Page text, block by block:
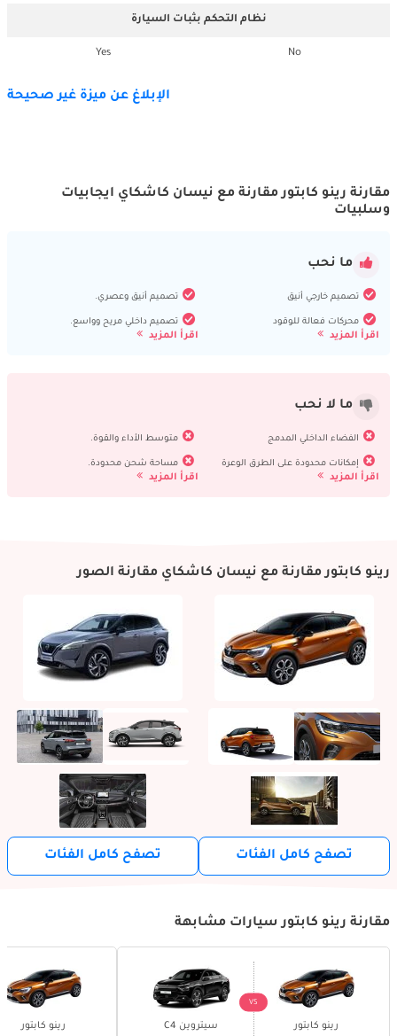
نظام التحكم بثبات السيارة
No
Yes
الإبلاغ عن ميزة غير صحيحة
مقارنة رينو كابتور مقارنة مع نيسان كاشكاي ايجابيات
وسلبيات
ما نحب
تصميم خارجي أنيق
محركات فعالة للوقود
اقرأ المزيد
تصميم أنيق وعصري.
تصميم داخلي مريح وواسع.
اقرأ المزيد
ما لا نحب
الفضاء الداخلي المدمج
إمكانات محدودة على الطرق الوعرة
اقرأ المزيد
متوسط الأداء والقوة.
مساحة شحن محدودة.
اقرأ المزيد
رينو كابتور مقارنة مع نيسان كاشكاي مقارنة الصور
تصفح كامل الفئات تصفح كامل الفئات
مقارنة رينو كابتور سيارات مشابهة
رينو كابتور
VS
سيتروين C4 رينو كابتور